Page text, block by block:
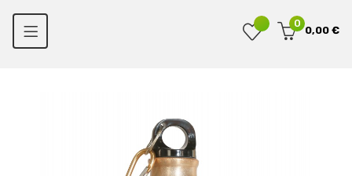
0
0,00 €